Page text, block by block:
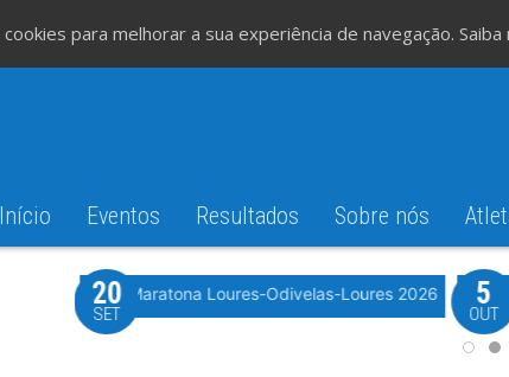
Início Eventos Resultados Sobre nós
Meia Maratona Loures-Odivelas-Loures 2026
20
SET
10º
5
OUT
para melhorar a sua experiência de navegação. Saiba